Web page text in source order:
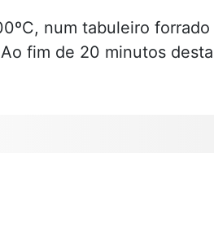
num tabuleiro
fim de 20 minutos